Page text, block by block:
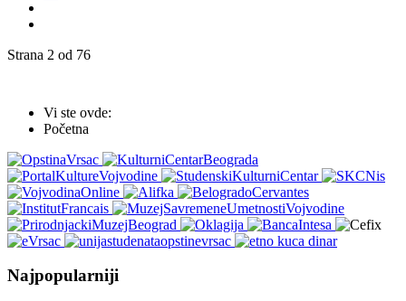
Strana 2 od 76
Vi ste ovde:
Početna
Najpopularniji